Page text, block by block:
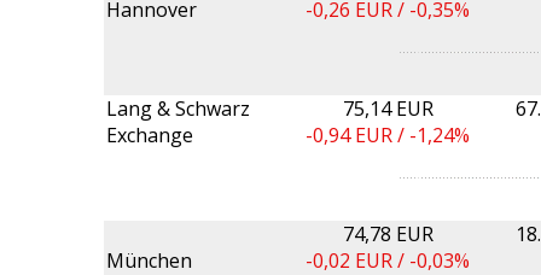
Hannover -0,26 EUR / -0,35%
Lang & Schwarz
Exchange
75,14 EUR
-0,94EUR / -1,24%
München
74,78 EUR
-0,02 EUR / -0,03%